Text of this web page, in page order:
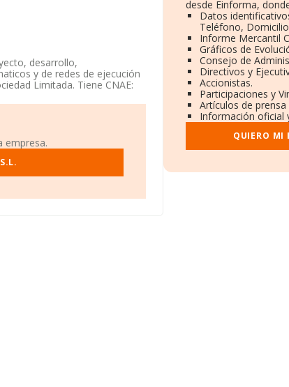
desarrollo,
y de redes de ejecución
Limitada. Tiene CNAE:
núm. 1 Bl A, Plt 3 Pta 3 A
la facturación en el
de interés, la media de
empresa.
desde Einforma,
Datos
Teléfono,
Informe Mercantil
Gráficos de
Consejo de
Directivos y
Accionistas.
Participaciones y
Artículos de
Información oficial
QUIERO MI